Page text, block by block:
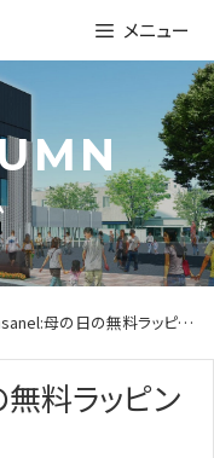
メニュー
母の日の無料ラッピング
料ラッピン